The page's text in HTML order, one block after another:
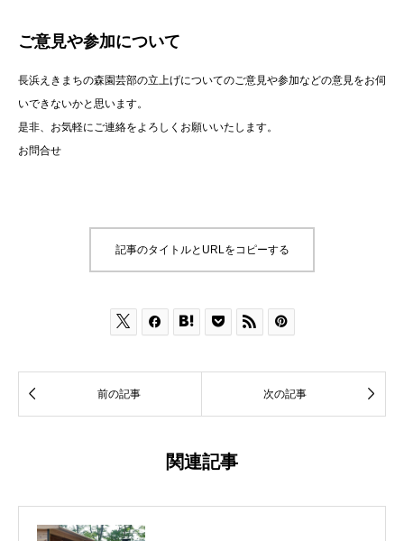
ご意見や参加について
長浜えきまちの森園芸部の立上げについてのご意見や参加などの意見をお伺
いできないかと思います。
是非、お気軽にご連絡をよろしくお願いいたします。
お問合せ
記事のタイトルとURLをコピーする
     
 前の記事 次の記事 
関連記事